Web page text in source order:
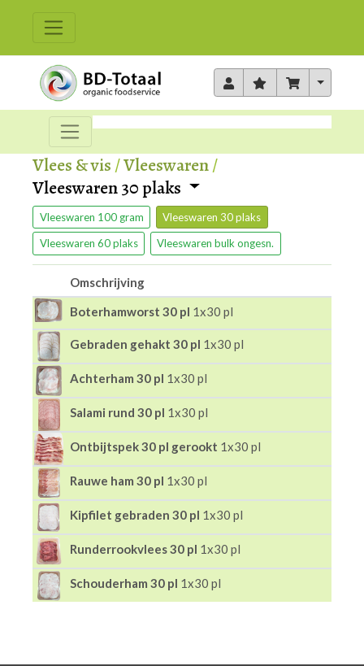
Toggle
Vlees & vis /Vleeswaren/
Vleeswaren 30 plaks
Vleeswaren 100 gram Vleeswaren 30 plaks
Vleeswaren 60 plaks Vleeswaren bulk ongesn.
Omschrijving
Boterhamworst 30 pl 1x30 pl
Gebraden gehakt 30 pl 1x30 pl
Achterham 30 pl 1x30 pl
Salami rund 30 pl 1x30 pl
Ontbijtspek 30 pl gerookt 1x30 pl
Rauwe ham 30 pl 1x30 pl
Kipfilet gebraden 30 pl 1x30 pl
Runderrookvlees 30 pl 1x30 pl
Schouderham 30 pl 1x30 pl